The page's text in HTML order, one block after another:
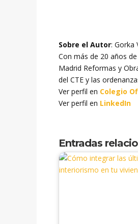
Sobre el Autor: Gorka
Con más de 20 años
Madrid Reformas y
del CTE y las
Ver perfil en Colegio
Ver perfil en LinkedIn
Entradas